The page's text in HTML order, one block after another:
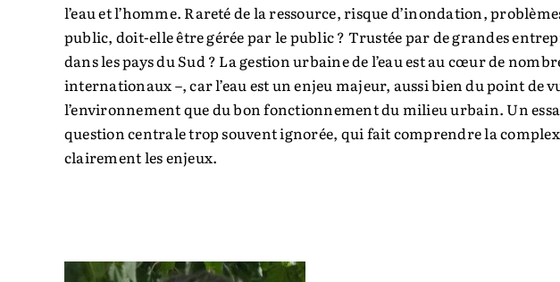
l’eau et l’homme. ­Rareté de la ressource, risque d’inondation,
public, doit-elle être gérée par le public ? Trustée par de grandes
dans les pays du Sud ? La gestion urbaine de l’eau est au cœur de
internationaux –, car l’eau est un enjeu majeur, aussi bien du point de
l’environnement que du bon fonctionnement du milieu urbain. Un
question centrale trop souvent ignorée, qui fait comprendre la
clairement les enjeux.